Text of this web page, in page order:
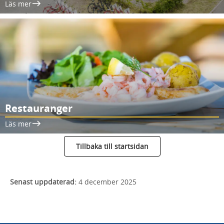
Läs mer
Restauranger
Läs mer
Tillbaka till startsidan
Senast uppdaterad: 4 december 2025